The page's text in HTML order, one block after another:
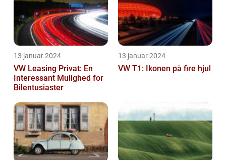
13 januar 2024
VW Leasing Privat: En
Interessant Mulighed for
Bilentusiaster
13 januar 2024
VW T1: Ikonen på fire hjul